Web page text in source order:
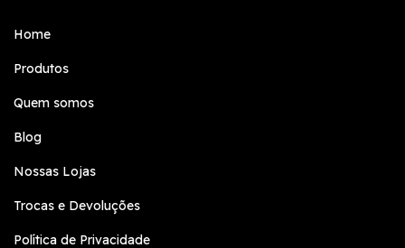
Home
Produtos
Quem somos
Blog
Nossas Lojas
Trocas e Devoluções
Política de Privacidade